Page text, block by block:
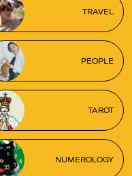
TRAVEL
PEOPLE
TAROT
NUMEROLOGY